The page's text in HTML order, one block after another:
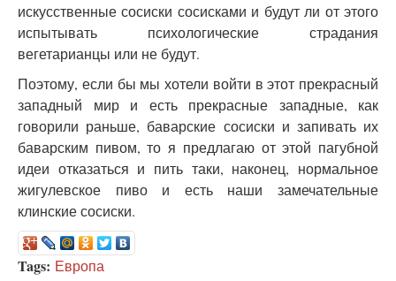
искусственные сосиски сосисками и будут ли от этого
испытывать психологические страдания
вегетарианцы или не будут.
Поэтому, если бы мы хотели войти в этот прекрасный
западный мир и есть прекрасные западные, как
говорили раньше, баварские сосиски и запивать их
баварским пивом, то я предлагаю от этой пагубной
идеи отказаться и пить таки, наконец, нормальное
жигулевское пиво и есть наши замечательные
клинские сосиски.
Tags: Европа